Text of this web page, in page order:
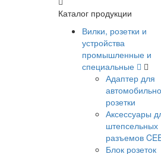
Каталог продукции
Вилки, розетки и
устройства
промышленные и
специальные
Адаптер для
розетки
Аксессуары
штепсельных
разъемов
Блок розеток